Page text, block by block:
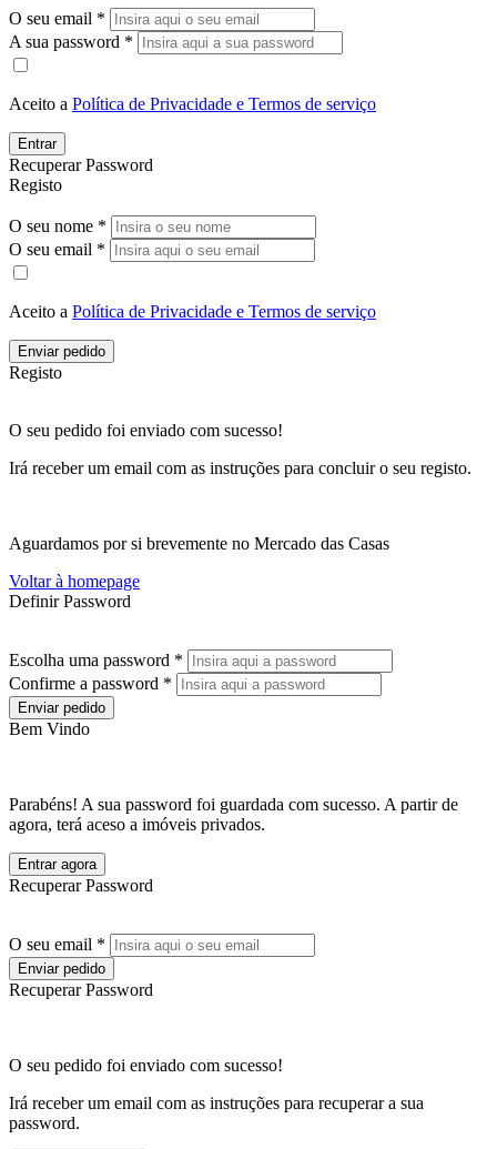
O seu email *
A sua password *
Aceito a Política de Privacidade e Termos de serviço
Entrar
Recuperar Password
Registo
O seu nome *
O seu email *
Aceito a Política de Privacidade e Termos de serviço
Enviar pedido
Registo
O seu pedido foi enviado com sucesso!
Irá receber um email com as instruções para concluir o seu registo.
Aguardamos por si brevemente no Mercado das Casas
Voltar à homepage
Definir Password
Escolha uma password *
Confirme a password *
Enviar pedido
Bem Vindo
Parabéns! A sua password foi guardada com sucesso. A partir de
agora, terá aceso a imóveis privados.
Entrar agora
Recuperar Password
O seu email *
Enviar pedido
Recuperar Password
O seu pedido foi enviado com sucesso!
Irá receber um email com as instruções para recuperar a sua
password.